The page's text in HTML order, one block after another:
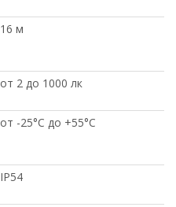
16 м
от 2 до 1000 лк
от -25°C до +55°C
IP54